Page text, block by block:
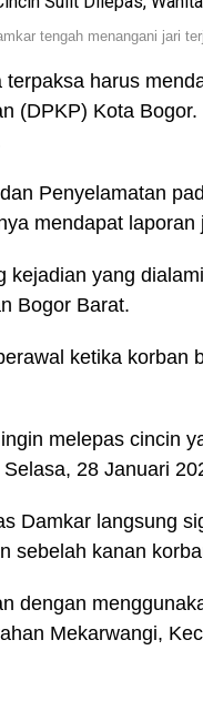
tengah menangani jari
terpaksa harus
(DPKP) Kota
Penyelamatan
mendapat
kejadian yang
Bogor Barat.
ketika korban
melepas cincin
28 Januari
Damkar langsung
sebelah kanan
dengan
Mekarwangi,